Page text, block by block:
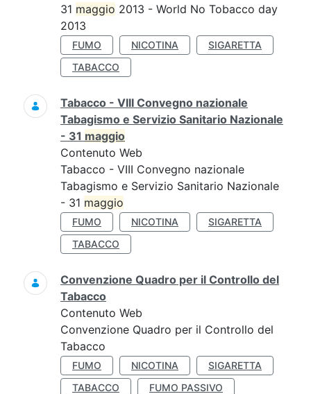
31 maggio 2013 - World No Tobacco day
2013
FUMO NICOTINA
SIGARETTA
TABACCO
Tabacco - VIII Convegno nazionale
Tabagismo e Servizio Sanitario Nazionale
- 31 maggio
Contenuto Web
Tabacco - VIII Convegno nazionale
Tabagismo e Servizio Sanitario Nazionale
- 31 maggio
FUMO NICOTINA
SIGARETTA
TABACCO
Convenzione Quadro per il Controllo del
Tabacco
Contenuto Web
Convenzione Quadro per il Controllo del
Tabacco
FUMO NICOTINA
SIGARETTA
TABACCO
FUMO PASSIVO